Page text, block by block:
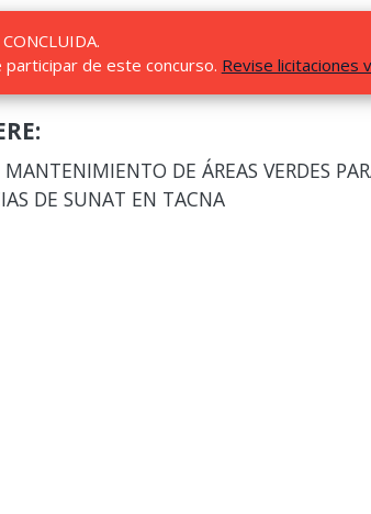
participar de este concurso. Revise licitaciones
MANTENIMIENTO DE ÁREAS VERDES
DE SUNAT EN TACNA